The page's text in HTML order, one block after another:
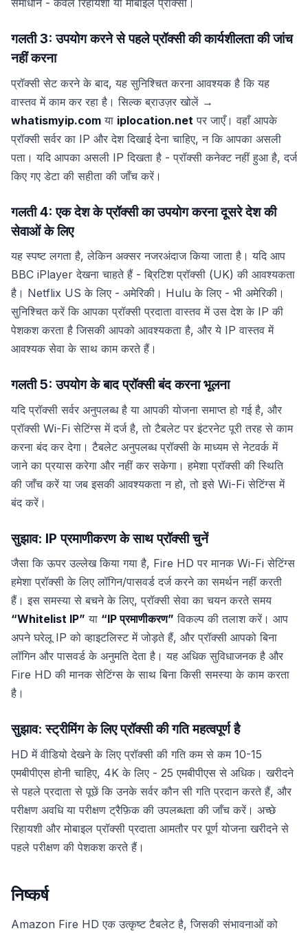
गलती 3: उपयोग करने से पहले प्रॉक्सी की कार्यशीलता की जांच
नहीं करना
प्रॉक्सी सेट करने के बाद, यह सुनिश्चित करना आवश्यक है कि यह
वास्तव में काम कर रहा है। सिल्क ब्राउज़र खोलें →
whatismyip.com या iplocation.net पर जाएँ। वहाँ आपके
प्रॉक्सी सर्वर का IP और देश दिखाई देना चाहिए, न कि आपका असली
पता। यदि आपका असली IP दिखता है - प्रॉक्सी कनेक्ट नहीं हुआ है, दर्ज
किए गए डेटा की सहीता की जाँच करें।
गलती 4: एक देश के प्रॉक्सी का उपयोग करना दूसरे देश की
सेवाओं के लिए
यह स्पष्ट लगता है, लेकिन अक्सर नजरअंदाज किया जाता है। यदि आप
BBC iPlayer देखना चाहते हैं - ब्रिटिश प्रॉक्सी (UK) की आवश्यकता
है। Netflix US के लिए - अमेरिकी। Hulu के लिए - भी अमेरिकी।
सुनिश्चित करें कि आपका प्रॉक्सी प्रदाता वास्तव में उस देश के IP की
पेशकश करता है जिसकी आपको आवश्यकता है, और ये IP वास्तव में
आवश्यक सेवा के साथ काम करते हैं।
गलती 5: उपयोग के बाद प्रॉक्सी बंद करना भूलना
यदि प्रॉक्सी सर्वर अनुपलब्ध है या आपकी योजना समाप्त हो गई है, और
प्रॉक्सी Wi-Fi सेटिंग्स में दर्ज है, तो टैबलेट पर इंटरनेट पूरी तरह से काम
करना बंद कर देगा। टैबलेट अनुपलब्ध प्रॉक्सी के माध्यम से नेटवर्क में
जाने का प्रयास करेगा और नहीं कर सकेगा। हमेशा प्रॉक्सी की स्थिति
की जाँच करें या जब इसकी आवश्यकता न हो, तो इसे Wi-Fi सेटिंग्स में
बंद करें।
सुझाव: IP प्रमाणीकरण के साथ प्रॉक्सी चुनें
जैसा कि ऊपर उल्लेख किया गया है, Fire HD पर मानक Wi-Fi सेटिंग्स
हमेशा प्रॉक्सी के लिए लॉगिन/पासवर्ड दर्ज करने का समर्थन नहीं करती
हैं। इस समस्या से बचने के लिए, प्रॉक्सी सेवा का चयन करते समय
“Whitelist IP” या “IP प्रमाणीकरण” विकल्प की तलाश करें। आप
अपने घरेलू IP को व्हाइटलिस्ट में जोड़ते हैं, और प्रॉक्सी आपको बिना
लॉगिन और पासवर्ड के अनुमति देता है। यह अधिक सुविधाजनक है और
Fire HD की मानक सेटिंग्स के साथ बिना किसी समस्या के काम करता
है।
सुझाव: स्ट्रीमिंग के लिए प्रॉक्सी की गति महत्वपूर्ण है
HD में वीडियो देखने के लिए प्रॉक्सी की गति कम से कम 10-15
एमबीपीएस होनी चाहिए, 4K के लिए - 25 एमबीपीएस से अधिक। खरीदने
से पहले प्रदाता से पूछें कि उनके सर्वर कौन सी गति प्रदान करते हैं, और
परीक्षण अवधि या परीक्षण ट्रैफ़िक की उपलब्धता की जाँच करें। अच्छे
रिहायशी और मोबाइल प्रॉक्सी प्रदाता आमतौर पर पूर्ण योजना खरीदने से
पहले परीक्षण की पेशकश करते हैं।
निष्कर्ष
Amazon Fire HD एक उत्कृष्ट टैबलेट है, जिसकी संभावनाओं को